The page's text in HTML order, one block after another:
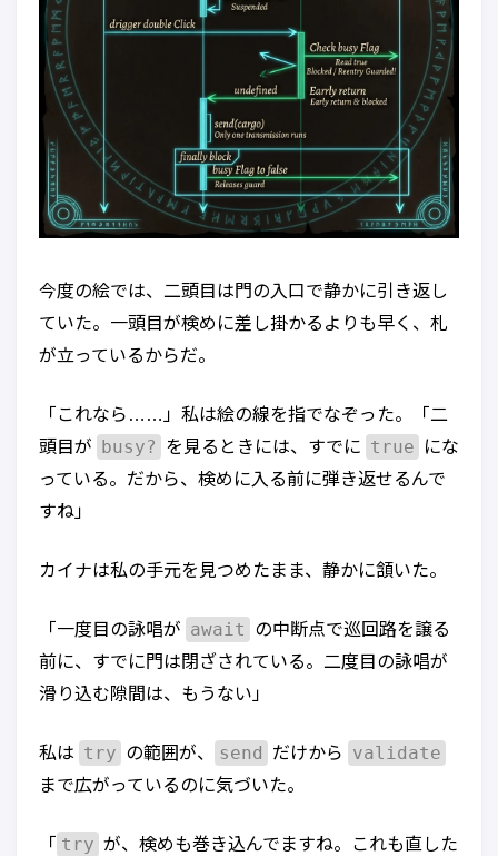
今度の絵では、二頭目は門の入口で静かに引き返し
ていた。一頭目が検めに差し掛かるよりも早く、札
が立っているからだ。
「これなら……」私は絵の線を指でなぞった。「二
頭目が busy? を見るときには、すでに true
にな
っている。だから、検めに入る前に弾き返せるんで
すね」
カイナは私の手元を見つめたまま、静かに頷いた。
「一度目の詠唱が await
の中断点で巡回路を譲る
前に、すでに門は閉ざされている。二度目の詠唱が
滑り込む隙間は、もうない」
私は try の範囲が、 send だけから validate
まで広がっているのに気づいた。
「 try が、検めも巻き込んでますね。これも直した